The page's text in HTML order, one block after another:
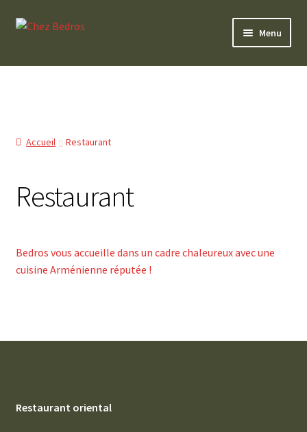
Aller
Aller
Menu
Accueil Restaurant
Restaurant
Bedros vous accueille dans un cadre chaleureux avec une
cuisine Arménienne réputée !
Restaurant oriental